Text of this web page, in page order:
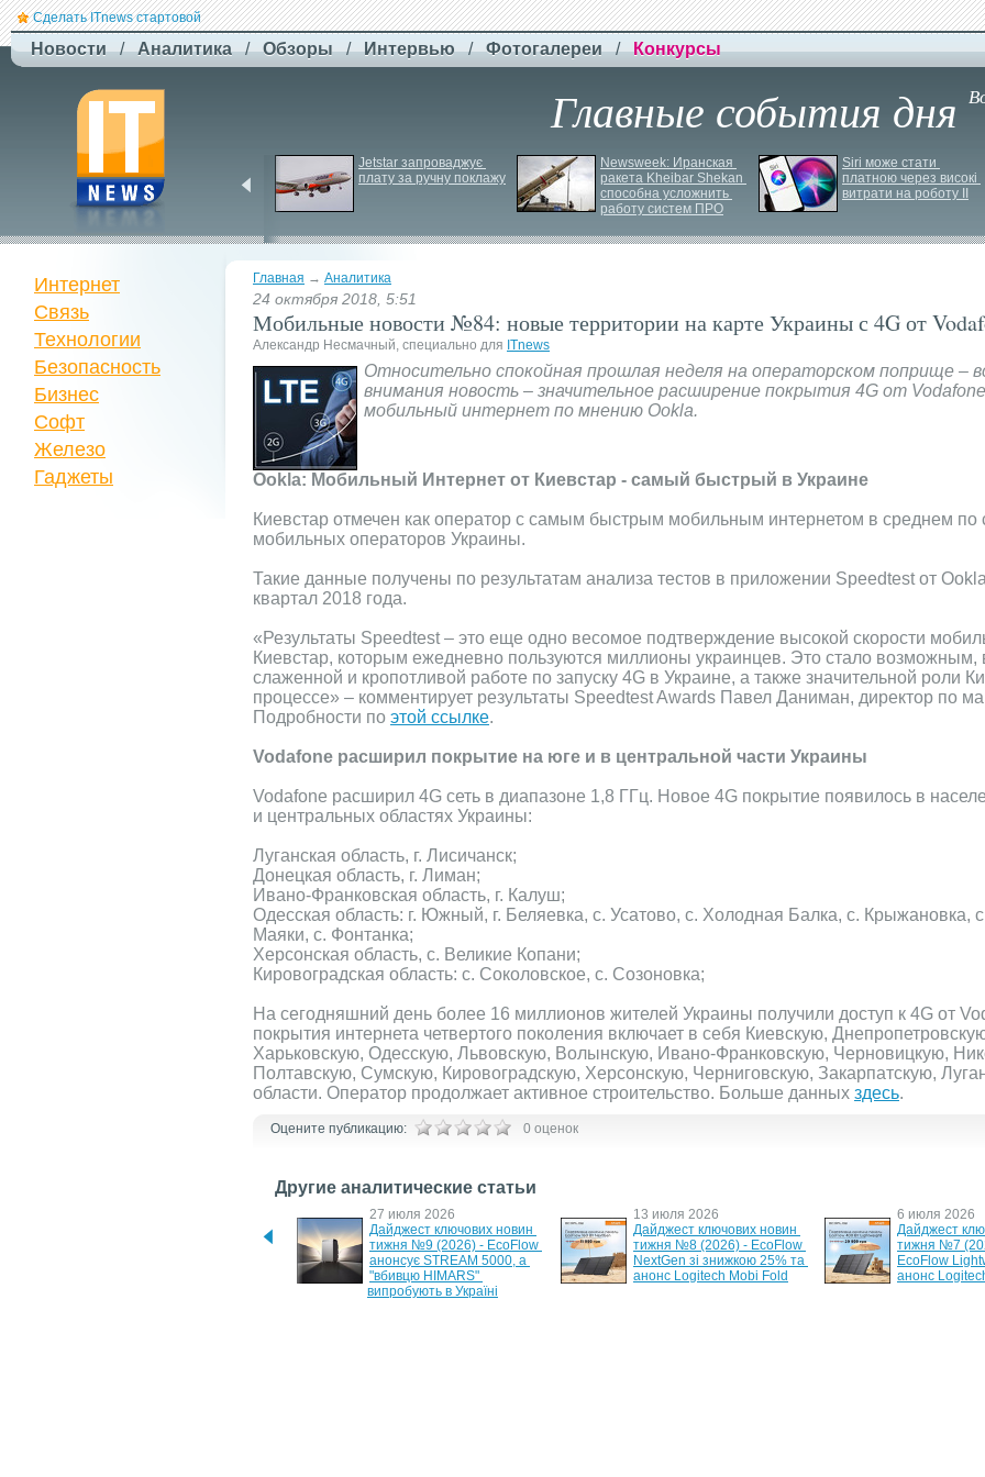
Сделать ITnews стартовой
Новости / Аналитика / Обзоры / Интервью / Фотогалереи / Конкурсы
Главные события дня
виробництво ракет для
Patriot
Jetstar запроваджує
плату за ручну поклажу
Newsweek: Иранская
ракета Kheibar Shekan
способна усложнить
работу систем ПРО
Siri може стати
платною через високі
витрати на роботу ІІ
Главная → Аналитика
24 октября 2018, 5:51
Мобильные новости №84: новые территории на карте Украины с 4G от
Александр Несмачный, специально для ITnews
Относительно спокойная прошлая неделя на операторском поприще –
внимания новость – значительное расширение покрытия 4G от
мобильный интернет по мнению Ookla.
Ookla: Мобильный Интернет от Киевстар - самый быстрый в Украине
Киевстар отмечен как оператор с самым быстрым мобильным интернетом в среднем по
мобильных операторов Украины.
Такие данные получены по результатам анализа тестов в приложении Speedtest от
квартал 2018 года.
«Результаты Speedtest – это еще одно весомое подтверждение высокой скорости
Киевстар, которым ежедневно пользуются миллионы украинцев. Это стало возможным,
слаженной и кропотливой работе по запуску 4G в Украине, а также значительной роли
процессе» – комментирует результаты Speedtest Awards Павел Даниман, директор по
Подробности по этой ссылке.
Vodafone расширил покрытие на юге и в центральной части Украины
Vodafone расширил 4G сеть в диапазоне 1,8 ГГц. Новое 4G покрытие появилось в
и центральных областях Украины:
Луганская область, г. Лисичанск;
Донецкая область, г. Лиман;
Ивано-Франковская область, г. Калуш;
Одесская область: г. Южный, г. Беляевка, с. Усатово, с. Холодная Балка, с. Крыжановка,
Маяки, с. Фонтанка;
Херсонская область, с. Великие Копани;
Кировоградская область: с. Соколовское, с. Созоновка;
На сегодняшний день более 16 миллионов жителей Украины получили доступ к 4G от
покрытия интернета четвертого поколения включает в себя Киевскую,
Харьковскую, Одесскую, Львовскую, Волынскую, Ивано-Франковскую, Черновицкую,
Полтавскую, Сумскую, Кировоградскую, Херсонскую, Черниговскую, Закарпатскую,
области. Оператор продолжает активное строительство. Больше данных здесь.
Оцените публикацию: 0 оценок
Другие аналитические статьи
Дайджест ключових новин
27 июля 2026
Дайджест ключових новин
тижня №9 (2026) - EcoFlow
анонсує STREAM 5000, а
"вбивцю HIMARS"
випробують в Україні
13 июля 2026
Дайджест ключових новин
тижня №8 (2026) - EcoFlow
NextGen зі знижкою 25% та
анонс Logitech Mobi Fold
6 июля 2026
Дайджест
тижня №7
EcoFlow
анонс
Интернет
Связь
Технологии
Безопасность
Бизнес
Софт
Железо
Гаджеты